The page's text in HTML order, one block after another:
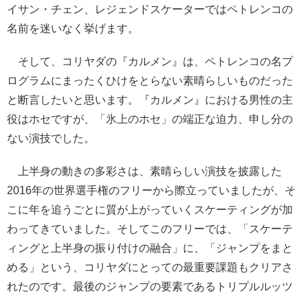
イサン・チェン、レジェンドスケーターではペトレンコの
名前を迷いなく挙げます。
そして、コリヤダの『カルメン』は、ペトレンコの名プ
ログラムにまったくひけをとらない素晴らしいものだった
と断言したいと思います。『カルメン』における男性の主
役はホセですが、「氷上のホセ」の端正な迫力、申し分の
ない演技でした。
上半身の動きの多彩さは、素晴らしい演技を披露した
2016年の世界選手権のフリーから際立っていましたが、そ
こに年を追うごとに質が上がっていくスケーティングが加
わってきていました。そしてこのフリーでは、「スケーテ
ィングと上半身の振り付けの融合」に、「ジャンプをまと
める」という、コリヤダにとっての最重要課題もクリアさ
れたのです。最後のジャンプの要素であるトリプルルッツ